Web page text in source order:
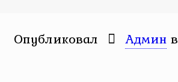
Опубликовал Админ в